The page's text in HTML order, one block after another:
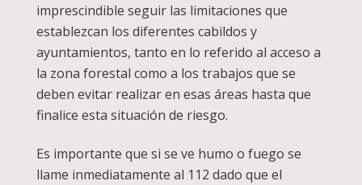
imprescindible seguir las limitaciones que
establezcan los diferentes cabildos y
ayuntamientos, tanto en lo referido al acceso a
la zona forestal como a los trabajos que se
deben evitar realizar en esas áreas hasta que
finalice esta situación de riesgo.
Es importante que si se ve humo o fuego se
llame inmediatamente al 112 dado que el